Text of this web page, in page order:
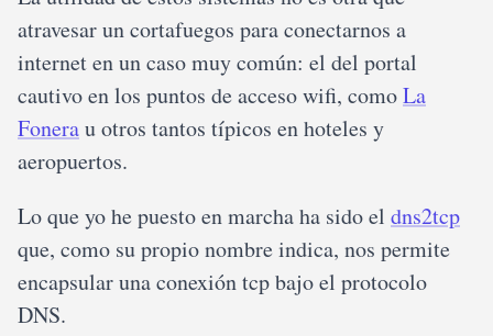
atravesar un cortafuegos para conectarnos a
internet en un caso muy común: el del portal
cautivo en los puntos de acceso wifi, comoLa
Fonerau otros tantos típicos en hoteles y
aeropuertos.
Lo que yo he puesto en marcha ha sido el dns2tcp
que, como su propio nombre indica, nos permite
encapsular una conexión tcp bajo el protocolo
DNS.